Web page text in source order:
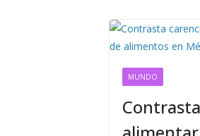
MUNDO